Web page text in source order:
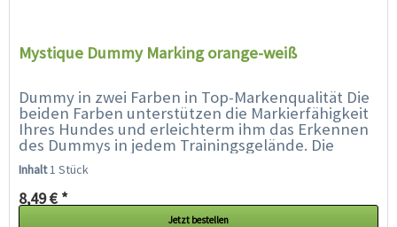
Mystique Dummy Marking orange-weiß
Dummy in zwei Farben in Top-Markenqualität Die
beiden Farben unterstützen die Markierfähigkeit
Ihres Hundes und erleichterm ihm das Erkennen
des Dummys in jedem Trainingsgelände. Die
spezielle Füllung und...
Inhalt1 Stück
8,49 € *
Jetzt bestellen